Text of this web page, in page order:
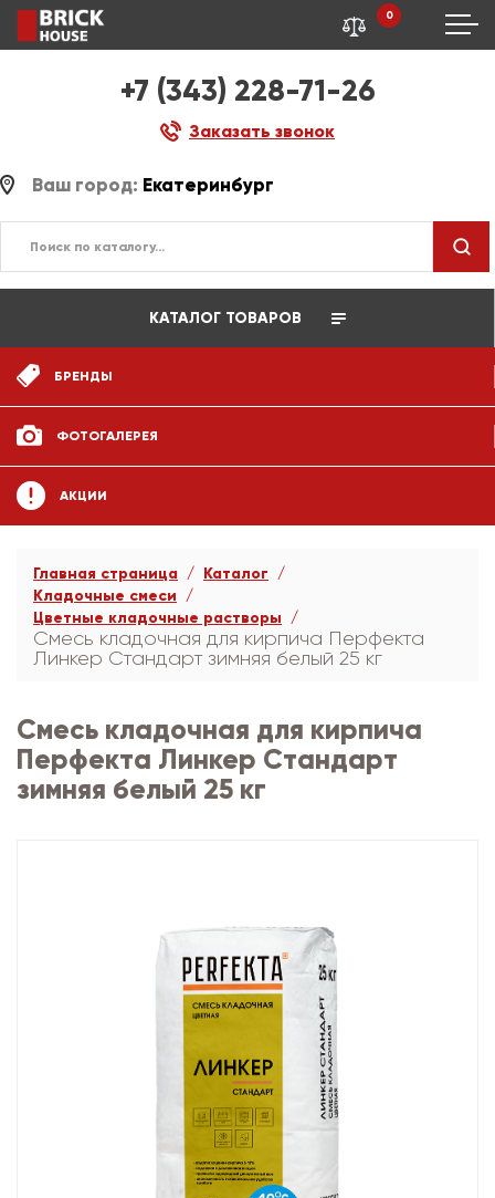
+7 (343) 228-71-26
Заказать звонок
0
Ваш город: Екатеринбург
КАТАЛОГ ТОВАРОВ
БРЕНДЫ
ФОТОГАЛЕРЕЯ
АКЦИИ
Главная страница
Каталог
Кладочные смеси
Цветные кладочные растворы
Смесь кладочная для кирпича Перфекта
Линкер Стандарт зимняя белый 25 кг
Смесь кладочная для кирпича
Перфекта Линкер Стандарт
зимняя белый 25 кг